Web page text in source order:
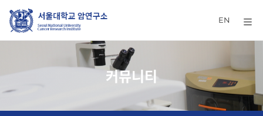
EN
커뮤니티